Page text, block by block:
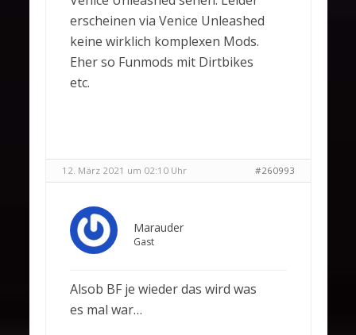
erscheinen via Venice Unleashed
keine wirklich komplexen Mods.
Eher so Funmods mit Dirtbikes
etc.
12. März 2021 um 02:10 Uhr #260993
Marauder
Gast
Alsob BF je wieder das wird was
es mal war…